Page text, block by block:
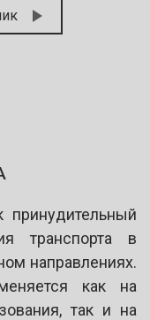
принудительный
транспорта в
направлениях.
как на
так и на